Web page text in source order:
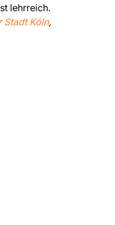
lehrreich.
Stadt Köln,